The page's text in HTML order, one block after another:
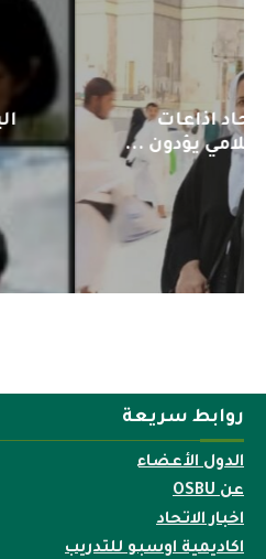
اليوم : المشاركة
لمنظمي
04-12
روابط سريعة
الدول الأعضاء
عن OSBU
اخبار الاتحاد
اكاديمية اوسبو للتدريب